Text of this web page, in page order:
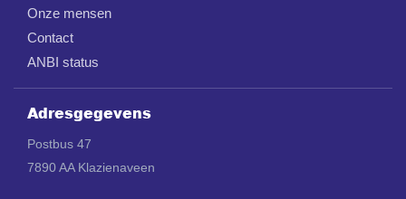
Onze mensen
Contact
ANBI status
Adresgegevens
Postbus 47
7890 AA Klazienaveen